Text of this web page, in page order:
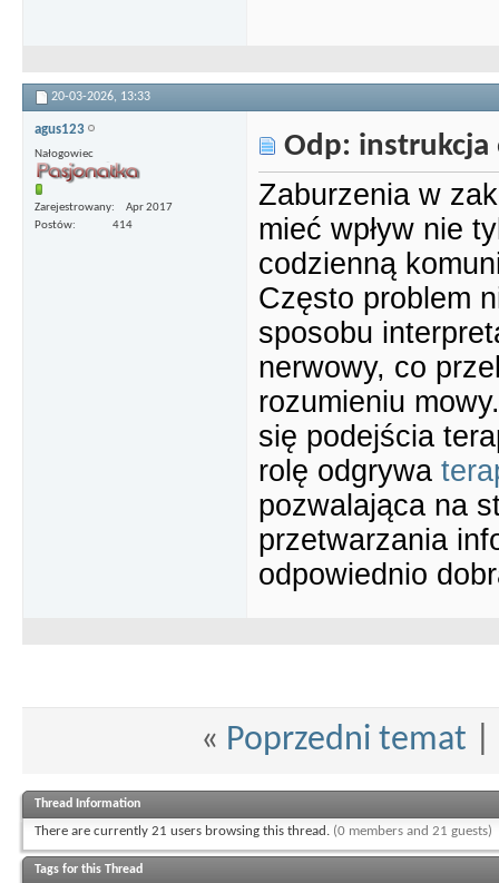
20-03-2026, 13:33
agus123
Nałogowiec
Zarejestrowany
Apr 2017
Postów
414
Odp: instrukcja
Zaburzenia w
mieć wpływ nie
codzienną
Często problem
sposobu
nerwowy, co
rozumieniu
się podejścia
rolę odgrywa
pozwalająca na
przetwarzania
odpowiednio
« Poprzedni temat
Thread Information
There are currently 21 users browsing this thread. (0 members and 21 guests)
Tags for this Thread